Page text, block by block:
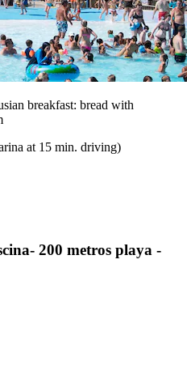
200 metros playa -